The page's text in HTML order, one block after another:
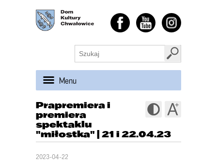
Menu
Prapremiera i
premiera
spektaklu
"miłostka" | 21 i 22.04.23
2023-04-22